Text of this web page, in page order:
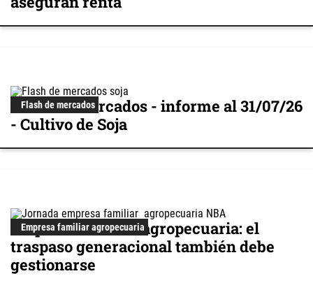
Flash de mercados
Flash de mercados - informe al 31/07/26
- Cultivo de Soja
Empresa familiar agropecuaria
Empresa familiar agropecuaria: el
traspaso generacional también debe
gestionarse